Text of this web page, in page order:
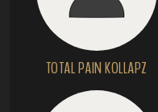
TOTAL PAIN KOLLAPZ